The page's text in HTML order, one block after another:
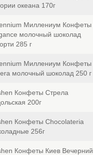
океана 170г
Миллениум Конфеты
молочный шоколад
285 г
Миллениум Конфеты
молочный шоколад 250 г
Конфеты Стрела
200г
Конфеты Chocolateria
256г
Конфеты Киев Вечерний